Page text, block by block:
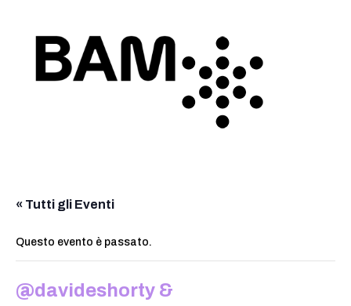
« Tutti gli Eventi
Questo evento è passato.
@davideshorty &